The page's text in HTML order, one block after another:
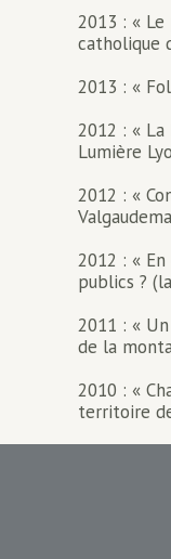
2013 : «
catholique
2013 : «
2012 : «
Lumière
2012 : «
2012 : «
publics ?
2011 : «
de la
2010 : «
territoire